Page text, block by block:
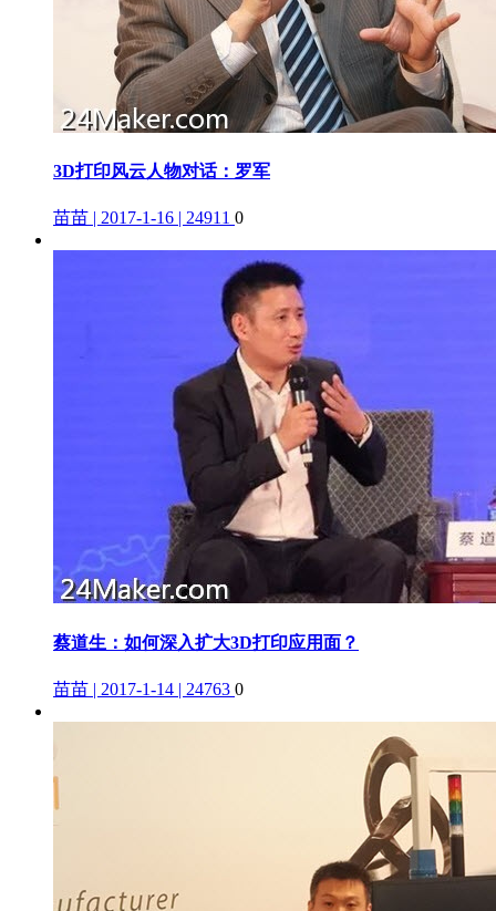
3D打印风云人物对话：罗军
苗苗 | 2017-1-16 | 24911 0
蔡道生：如何深入扩大3D打印应用面？
苗苗 | 2017-1-14 | 24763 0